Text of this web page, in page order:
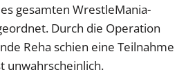
gesamten WrestleMania-
Durch die Operation
Reha schien eine Teilnahme
unwahrscheinlich.